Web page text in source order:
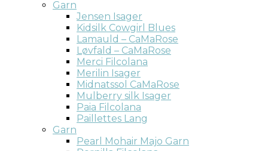
Garn
Jensen Isager
Kidsilk Cowgirl Blues
Lamauld – CaMaRose
Løvfald – CaMaRose
Merci Filcolana
Merilin Isager
Midnatssol CaMaRose
Mulberry silk Isager
Paia Filcolana
Paillettes Lang
Garn
Pearl Mohair Majo Garn